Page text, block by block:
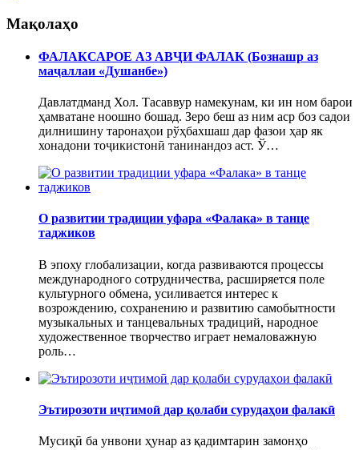
Мақолаҳо
ФАЛАКСАРОЕ АЗ АВҶИ ФАЛАК (Бознашр аз
маҷаллаи «Душанбе»)
Давлатдманд Хол. Тасаввур намекунам, ки ин ном барои
ҳамватане ноошно бошад. Зеро беш аз ним аср боз садои
дилнишину таронаҳои рўҳбахшаш дар фазои ҳар як
хонадони тоҷикистонӣ танинандоз аст. Ў…
О развитии традиции уфара «Фалака» в танце
таджиков
В эпоху глобализации, когда развиваются процессы
международного сотрудничества, расширяется поле
культурного обмена, усиливается интерес к
возрождению, сохранению и развитию самобытности
музыкальных и танцевальных традиций, народное
художественное творчество играет немаловажную
роль…
Эътирозоти иҷтимоӣ дар қолаби сурудаҳои фалакӣ
Мусиқӣ ба унвони ҳунар аз қадимтарин замонҳо